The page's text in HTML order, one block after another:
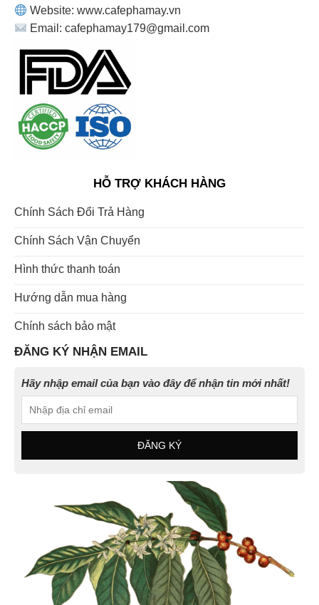
Website: www.cafephamay.vn
Email: cafephamay179@gmail.com
HỖ TRỢ KHÁCH HÀNG
Chính Sách Đổi Trả Hàng
Chính Sách Vận Chuyển
Hình thức thanh toán
Hướng dẫn mua hàng
Chính sách bảo mật
ĐĂNG KÝ NHẬN EMAIL
Hãy nhập email của bạn vào đây để nhận tin mới nhất!